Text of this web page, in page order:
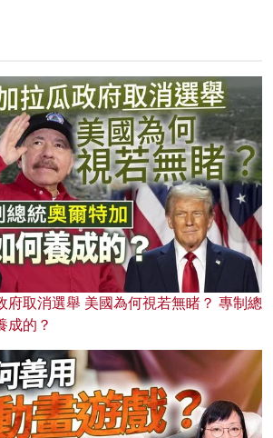
府取消選舉 美國為何視若無睹？ 專制總
成的？